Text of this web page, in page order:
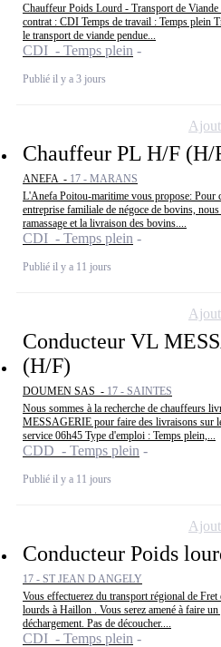
Chauffeur Poids Lourd - Transport de
contrat : CDI Temps de travail : Temps plein
le transport de viande pendue...
CDI - Temps plein
Publié il y a 3 jours
Chauffeur PL H/F (H/
ANEFA - 17 - MARANS
L'Anefa Poitou-maritime vous propose: Pour
entreprise familiale de négoce de bovins,
ramassage et la livraison des bovins....
CDI - Temps plein
Publié il y a 11 jours
Conducteur VL
(H/F)
DOUMEN SAS - 17 - SAINTES
Nous sommes à la recherche de chauffeurs
MESSAGERIE pour faire des livraisons sur
service 06h45 Type d'emploi : Temps plein,...
CDD - Temps plein
Publié il y a 11 jours
Conducteur Poids
17 - ST JEAN D ANGELY
Vous effectuerez du transport régional de
lourds à Haillon . Vous serez amené à faire
déchargement. Pas de découcher....
CDI - Temps plein